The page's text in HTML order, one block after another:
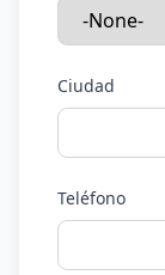
Ciudad
Teléfono